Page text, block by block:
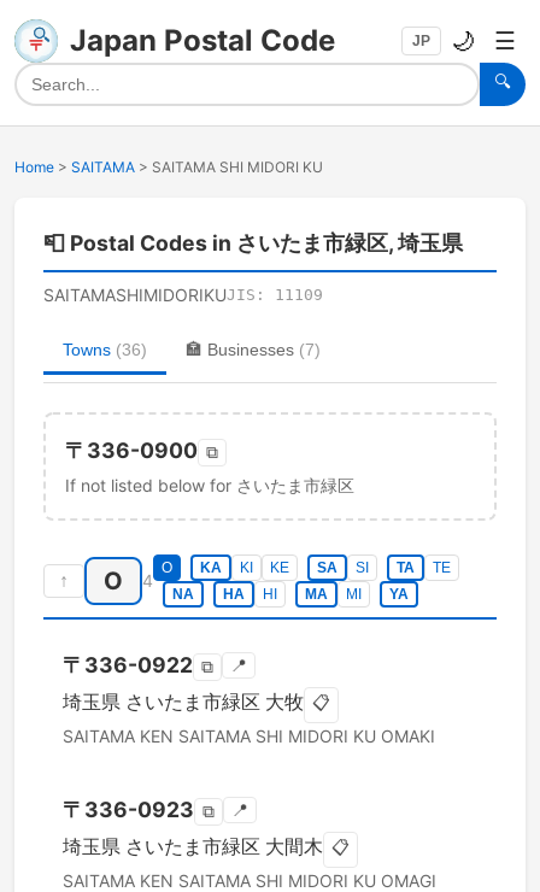
Japan Postal Code
🔍
JP 🌙 ☰
Home > SAITAMA > SAITAMA SHI MIDORI KU
📮 Postal Codes in さいたま市緑区, 埼玉県
SAITAMASHIMIDORIKUJIS: 11109
Towns (36) 🏣 Businesses (7)
〒 336-0900 ⧉
If not listed below for さいたま市緑区
↑ O 4
O KA KI KE SA SI TA
TE
NA
HA HI MA MI YA
〒 336-0922 ⧉ 📍
埼玉県 さいたま市緑区 大牧 📋
SAITAMA KEN SAITAMA SHI MIDORI KU OMAKI
〒 336-0923 ⧉ 📍
埼玉県 さいたま市緑区 大間木 📋
SAITAMA KEN SAITAMA SHI MIDORI KU OMAGI